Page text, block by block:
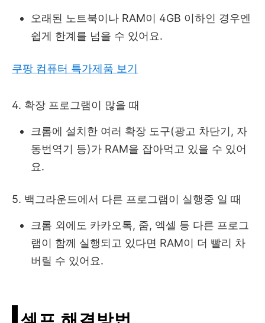
오래된 노트북이나 RAM이 4GB 이하인 경우엔
쉽게 한계를 넘을 수 있어요.
쿠팡 컴퓨터 특가제품 보기
4. 확장 프로그램이 많을 때
크롬에 설치한 여러 확장 도구(광고 차단기, 자
동번역기 등)가 RAM을 잡아먹고 있을 수 있어
요.
5. 백그라운드에서 다른 프로그램이 실행중 일 때
크롬 외에도 카카오톡, 줌, 엑셀 등 다른 프로그
램이 함께 실행되고 있다면 RAM이 더 빨리 차
버릴 수 있어요.